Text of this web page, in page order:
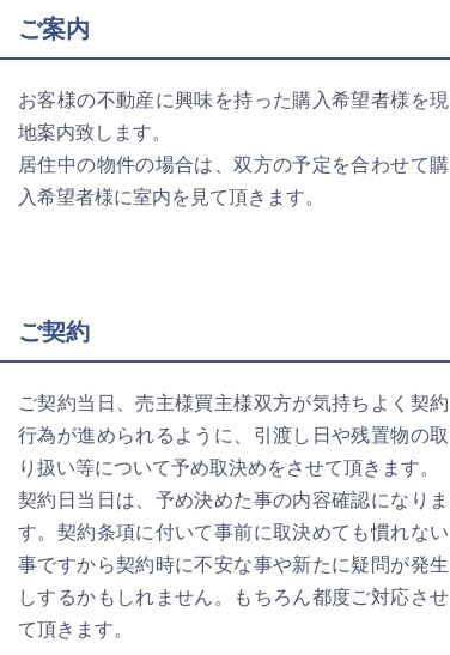
ご案内
お客様の不動産に興味を持った購入希望者様を現
地案内致します。
居住中の物件の場合は、双方の予定を合わせて購
入希望者様に室内を見て頂きます。
ご契約
ご契約当日、売主様買主様双方が気持ちよく契約
行為が進められるように、引渡し日や残置物の取
り扱い等について予め取決めをさせて頂きます。
契約日当日は、予め決めた事の内容確認になりま
す。契約条項に付いて事前に取決めても慣れない
事ですから契約時に不安な事や新たに疑問が発生
しするかもしれません。もちろん都度ご対応させ
て頂きます。